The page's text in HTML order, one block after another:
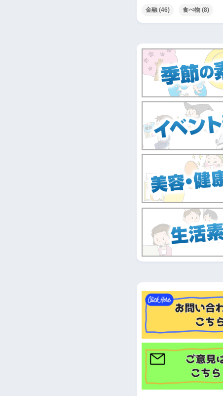
金融 (46) 食べ物 (8)